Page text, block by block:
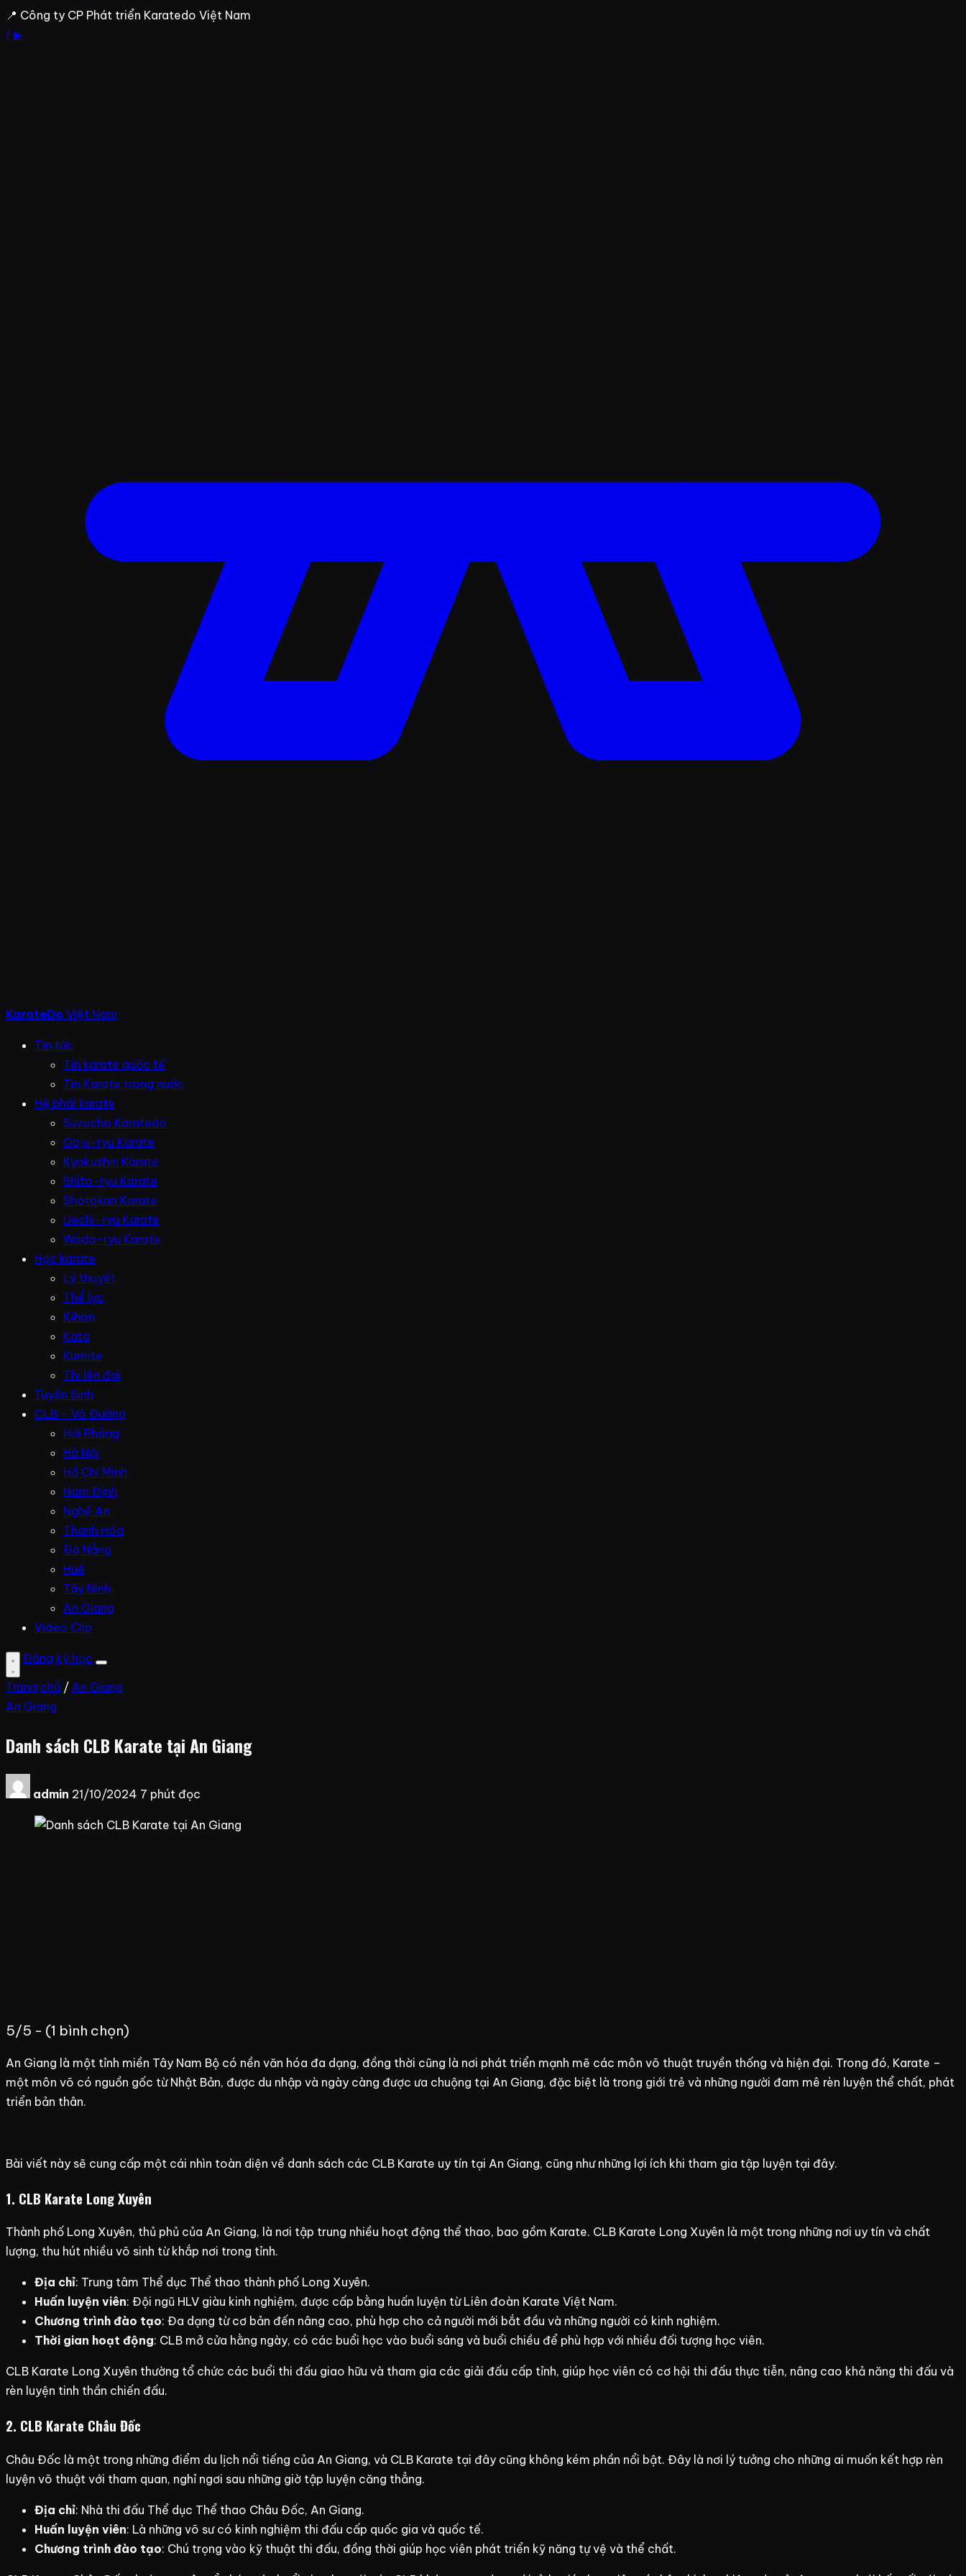
Bỏ
qua
📍 Công ty CP Phát triển Karatedo Việt Nam
f ▶
KarateDo Việt Nam
Tin tức
Tin karate quốc tế
Tin Karate trong nước
Hệ phái karate
Suzucho Karatedo
Goju-ryu Karate
Kyokushin Karate
Shito-ryu Karate
Shotokan Karate
Uechi-ryu Karate
Wado-ryu Karate
Học karate
Lý thuyết
Thể lực
Kihon
Kata
Kumite
Thi lên đai
Tuyển Sinh
CLB – Võ Đường
Hải Phòng
Hà Nội
Hồ Chí Minh
Nam Định
Nghệ An
Thanh Hóa
Đà Nẵng
Huế
Tây Ninh
An Giang
Video Clip
Đăng ký học
Trang chủ / An Giang
An Giang
Danh sách CLB Karate tại An Giang
admin 21/10/2024 7 phút đọc
5/5 - (1 bình chọn)
An Giang là một tỉnh miền Tây Nam Bộ có nền văn hóa đa dạng, đồng thời cũng là nơi phát triển mạnh mẽ các môn võ thuật truyền thống và hiện đại. Trong đó, Karate –
một môn võ có nguồn gốc từ Nhật Bản, được du nhập và ngày càng được ưa chuộng tại An Giang, đặc biệt là trong giới trẻ và những người đam mê rèn luyện thể chất, phát
triển bản thân.
Bài viết này sẽ cung cấp một cái nhìn toàn diện về danh sách các CLB Karate uy tín tại An Giang, cũng như những lợi ích khi tham gia tập luyện tại đây.
1. CLB Karate Long Xuyên
Thành phố Long Xuyên, thủ phủ của An Giang, là nơi tập trung nhiều hoạt động thể thao, bao gồm Karate. CLB Karate Long Xuyên là một trong những nơi uy tín và chất
lượng, thu hút nhiều võ sinh từ khắp nơi trong tỉnh.
Địa chỉ: Trung tâm Thể dục Thể thao thành phố Long Xuyên.
Huấn luyện viên: Đội ngũ HLV giàu kinh nghiệm, được cấp bằng huấn luyện từ Liên đoàn Karate Việt Nam.
Chương trình đào tạo: Đa dạng từ cơ bản đến nâng cao, phù hợp cho cả người mới bắt đầu và những người có kinh nghiệm.
Thời gian hoạt động: CLB mở cửa hằng ngày, có các buổi học vào buổi sáng và buổi chiều để phù hợp với nhiều đối tượng học viên.
CLB Karate Long Xuyên thường tổ chức các buổi thi đấu giao hữu và tham gia các giải đấu cấp tỉnh, giúp học viên có cơ hội thi đấu thực tiễn, nâng cao khả năng thi đấu và
rèn luyện tinh thần chiến đấu.
2. CLB Karate Châu Đốc
Châu Đốc là một trong những điểm du lịch nổi tiếng của An Giang, và CLB Karate tại đây cũng không kém phần nổi bật. Đây là nơi lý tưởng cho những ai muốn kết hợp rèn
luyện võ thuật với tham quan, nghỉ ngơi sau những giờ tập luyện căng thẳng.
Địa chỉ: Nhà thi đấu Thể dục Thể thao Châu Đốc, An Giang.
Huấn luyện viên: Là những võ sư có kinh nghiệm thi đấu cấp quốc gia và quốc tế.
Chương trình đào tạo: Chú trọng vào kỹ thuật thi đấu, đồng thời giúp học viên phát triển kỹ năng tự vệ và thể chất.